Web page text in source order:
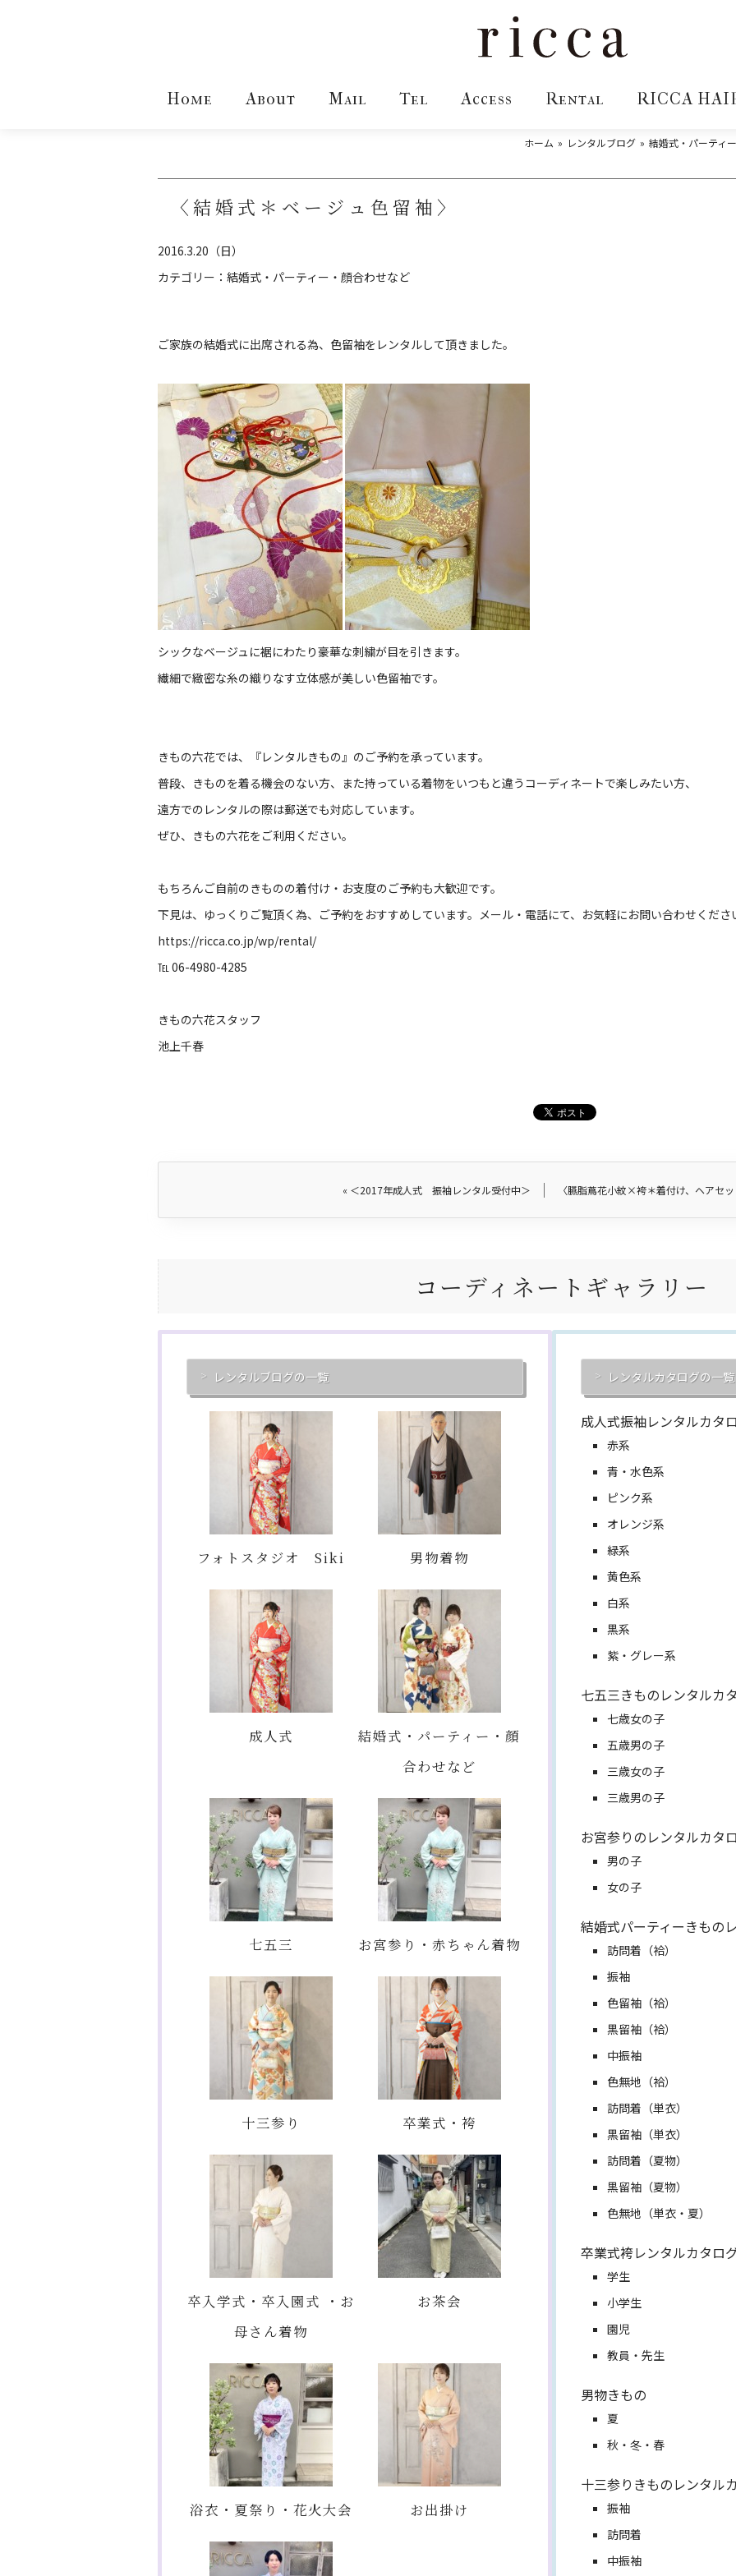
Home About Mail Tel Access Rental RICCA
ホーム レンタルブログ 結婚式・パーティ
〈結婚式＊ベージュ色留袖〉
2016.3.20（日）
カテゴリー： 結婚式・パーティー・顔合わせなど
ご家族の結婚式に出席される為、色留袖をレンタルして頂きました。
シックなベージュに裾にわたり豪華な刺繍が目を引きます。
繊細で緻密な糸の織りなす立体感が美しい色留袖です。
きもの六花では、『レンタルきもの』のご予約を承っています。
普段、きものを着る機会のない方、また持っている着物をいつもと違うコーディネートで楽しみたい方、
遠方でのレンタルの際は郵送でも対応しています。
ぜひ、きもの六花をご利用ください。
もちろんご自前のきものの着付け・お支度のご予約も大歓迎です。
下見は、ゆっくりご覧頂く為、ご予約をおすすめしています。メール・電話にて、お気軽にお問い合わせくださ
https://ricca.co.jp/wp/rental/
℡ 06-4980-4285
きもの六花スタッフ
池上千春
« ＜2017年成人式 振袖レンタル受付中＞ 〈臙脂蔦花小紋×袴＊着付け、ヘアセ
コーディネートギャラリー
レンタルブログの一覧
フォトスタジオ Siki 男物着物
成人式
結婚式・パーティー・顔
合わせなど
七五三 お宮参り・赤ちゃん着物
十三参り 卒業式・袴
卒入学式・卒入園式 ・お
母さん着物
お茶会
浴衣・夏祭り・花火大会 お出掛け
レンタルカタログの一覧
成人式振袖レンタルカタ
赤系
青・水色系
ピンク系
オレンジ系
緑系
黄色系
白系
黒系
紫・グレー系
七五三きものレンタルカ
七歳女の子
五歳男の子
三歳女の子
三歳男の子
お宮参りのレンタルカタ
男の子
女の子
結婚式パーティーきもの
訪問着（袷）
振袖
色留袖（袷）
黒留袖（袷）
中振袖
色無地（袷）
訪問着（単衣）
黒留袖（単衣）
訪問着（夏物）
黒留袖（夏物）
色無地（単衣・夏）
卒業式袴レンタルカタロ
学生
小学生
園児
教員・先生
男物きもの
夏
秋・冬・春
十三参りきものレンタル
振袖
訪問着
中振袖